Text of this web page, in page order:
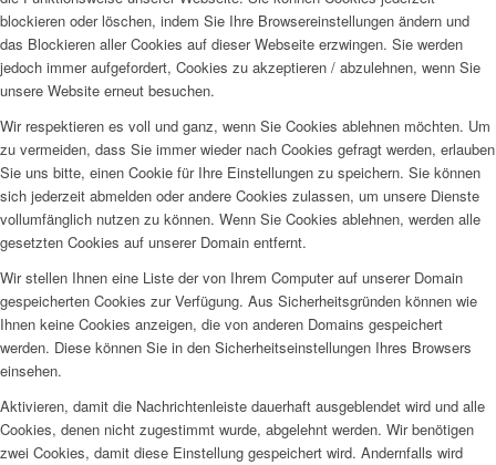
blockieren oder löschen, indem Sie Ihre Browsereinstellungen ändern und
das Blockieren aller Cookies auf dieser Webseite erzwingen. Sie werden
jedoch immer aufgefordert, Cookies zu akzeptieren / abzulehnen, wenn Sie
unsere Website erneut besuchen.
Wir respektieren es voll und ganz, wenn Sie Cookies ablehnen möchten. Um
zu vermeiden, dass Sie immer wieder nach Cookies gefragt werden, erlauben
Sie uns bitte, einen Cookie für Ihre Einstellungen zu speichern. Sie können
sich jederzeit abmelden oder andere Cookies zulassen, um unsere Dienste
vollumfänglich nutzen zu können. Wenn Sie Cookies ablehnen, werden alle
gesetzten Cookies auf unserer Domain entfernt.
Wir stellen Ihnen eine Liste der von Ihrem Computer auf unserer Domain
gespeicherten Cookies zur Verfügung. Aus Sicherheitsgründen können wie
Ihnen keine Cookies anzeigen, die von anderen Domains gespeichert
werden. Diese können Sie in den Sicherheitseinstellungen Ihres Browsers
einsehen.
Aktivieren, damit die Nachrichtenleiste dauerhaft ausgeblendet wird und alle
Cookies, denen nicht zugestimmt wurde, abgelehnt werden. Wir benötigen
zwei Cookies, damit diese Einstellung gespeichert wird. Andernfalls wird